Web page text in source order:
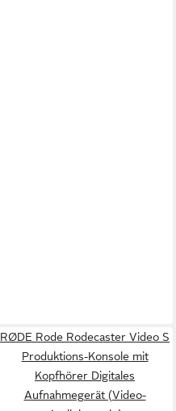
RØDE Rode Rodecaster Video S
Produktions-Konsole mit
Kopfhörer Digitales
Aufnahmegerät (Video-